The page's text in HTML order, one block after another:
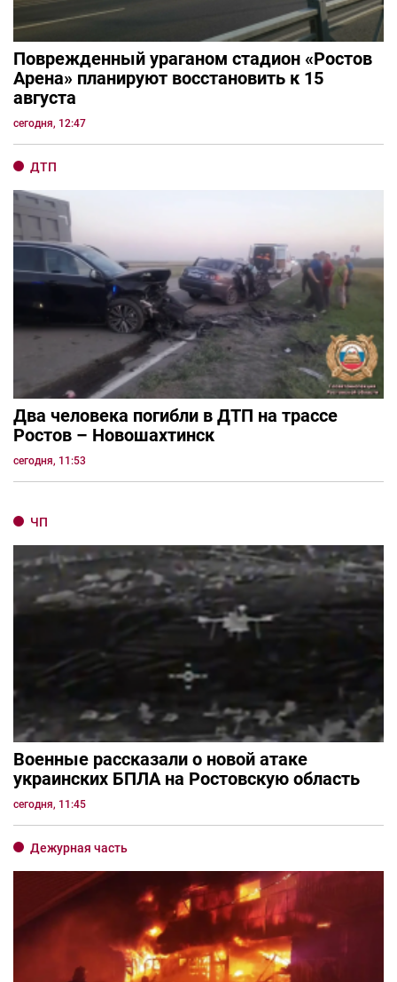
Поврежденный ураганом стадион «Ростов
Арена» планируют восстановить к 15
августа
сегодня, 12:47
ДТП
Два человека погибли в ДТП на трассе
Ростов – Новошахтинск
сегодня, 11:53
ЧП
Военные рассказали о новой атаке
украинских БПЛА на Ростовскую область
сегодня, 11:45
Дежурная часть